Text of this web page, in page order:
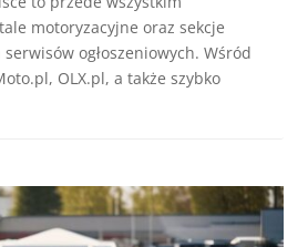
motoryzacyjne oraz sekcje
ogłoszeniowych. Wśród
OLX.pl, a także szybko